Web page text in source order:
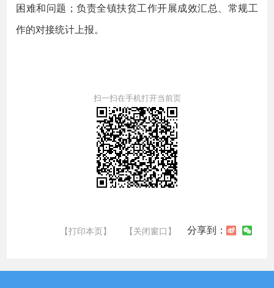
困难和问题；负责全镇扶贫工作开展成效汇总、常规工
作的对接统计上报。
扫一扫在手机打开当前页
【打印本页】 【关闭窗口】 分享到：